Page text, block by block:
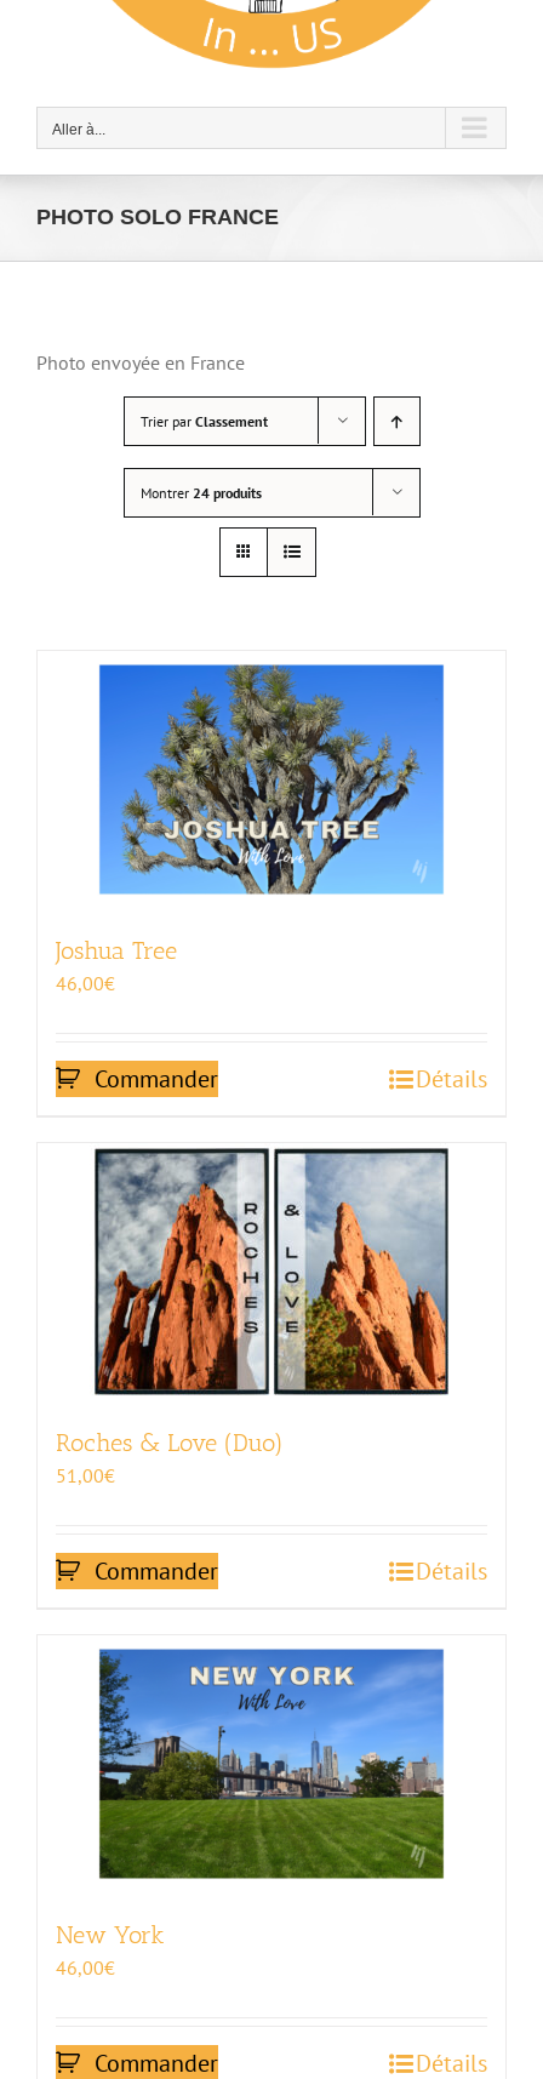
Aller à...
PHOTO SOLO FRANCE
Photo envoyée en France
Trier par Classement
Montrer 24 produits
Joshua Tree
46,00€
Commander Détails
Roches & Love (Duo)
51,00€
Commander Détails
New York
46,00€
Commander Détails